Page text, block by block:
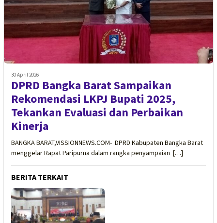
30 April 2026
DPRD Bangka Barat Sampaikan
Rekomendasi LKPJ Bupati 2025,
Tekankan Evaluasi dan Perbaikan
Kinerja
BANGKA BARAT,VISSIONNEWS.COM- DPRD Kabupaten Bangka Barat
menggelar Rapat Paripurna dalam rangka penyampaian […]
BERITA TERKAIT